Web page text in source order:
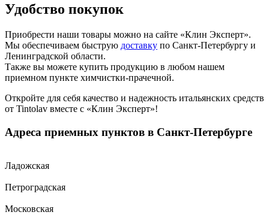
Удобство покупок
Приобрести наши товары можно на сайте «Клин Эксперт».
Мы обеспечиваем быструю доставку по Санкт-Петербургу и
Ленинградской области.
Также вы можете купить продукцию в любом нашем
приемном пункте химчистки-прачечной.
Откройте для себя качество и надежность итальянских средств
от Tintolav вместе с «Клин Эксперт»!
Адреса приемных пунктов в Санкт-Петербурге
Ладожская
Петроградская
Московская